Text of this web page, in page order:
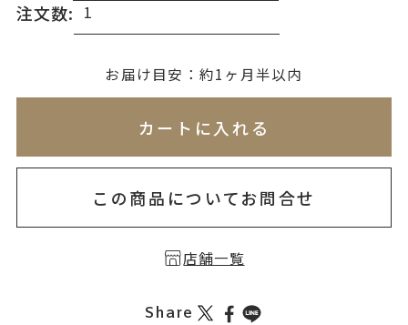
注文数:
(刻印について)※必ず選択ください
お届け目安：約1ヶ月半以内
カートに入れる
この商品についてお問合せ
店舗一覧
Share